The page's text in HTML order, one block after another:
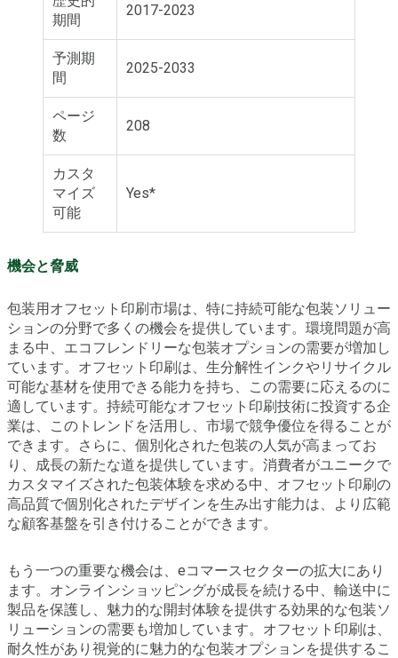
期間
2017-2023
予測期
間
2025-2033
ページ
数
208
カスタ
マイズ
可能
Yes*
機会と脅威
包装用オフセット印刷市場は、特に持続可能な包装ソリュー
ションの分野で多くの機会を提供しています。環境問題が高
まる中、エコフレンドリーな包装オプションの需要が増加し
ています。オフセット印刷は、生分解性インクやリサイクル
可能な基材を使用できる能力を持ち、この需要に応えるのに
適しています。持続可能なオフセット印刷技術に投資する企
業は、このトレンドを活用し、市場で競争優位を得ることが
できます。さらに、個別化された包装の人気が高まってお
り、成長の新たな道を提供しています。消費者がユニークで
カスタマイズされた包装体験を求める中、オフセット印刷の
高品質で個別化されたデザインを生み出す能力は、より広範
な顧客基盤を引き付けることができます。
もう一つの重要な機会は、eコマースセクターの拡大にあり
ます。オンラインショッピングが成長を続ける中、輸送中に
製品を保護し、魅力的な開封体験を提供する効果的な包装ソ
リューションの需要も増加しています。オフセット印刷は、
耐久性があり視覚的に魅力的な包装オプションを提供するこ